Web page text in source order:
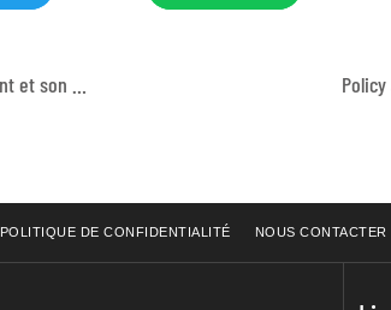
POLITIQUE DE CONFIDENTIALITÉ NOUS CONTACTER